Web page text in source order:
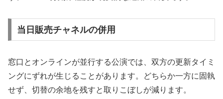
当日販売チャネルの併用
窓口とオンラインが並行する公演では、双方の更新タイミ
ングにずれが生じることがあります。どちらか一方に固執
せず、切替の余地を残すと取りこぼしが減ります。